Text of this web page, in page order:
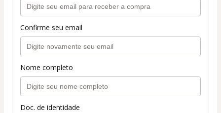
Confirme seu email
Nome completo
Doc. de identidade